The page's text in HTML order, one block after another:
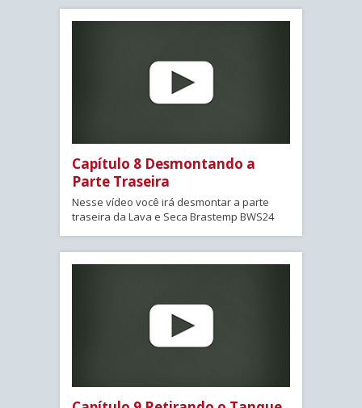
Capítulo 8 Desmontando a
Parte Traseira
Nesse vídeo você irá desmontar a parte
traseira da Lava e Seca Brastemp BWS24